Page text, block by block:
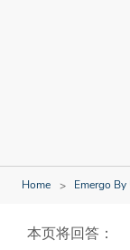
Home Emergo
本页将回答：